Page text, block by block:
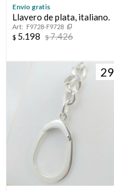
Envío gratis
Llavero de plata, italiano.
F9728-F9728
$ 5.198 $7.426
29